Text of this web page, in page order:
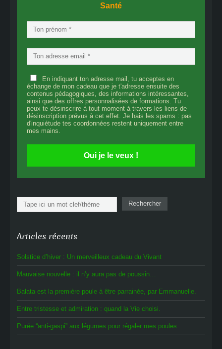
Santé
En indiquant ton adresse mail, tu acceptes en
échange de mon cadeau que je t'adresse ensuite des
contenus pédagogiques, des informations intéressantes,
ainsi que des offres personnalisées de formations. Tu
peux te désinscrire à tout moment à travers les liens de
désinscription prévus à cet effet. Je hais les spams : pas
d'inquiétude tes coordonnées restent uniquement entre
mes mains.
Oui je le veux !
Rechercher Rechercher
Articles récents
Solstice d’hiver : Un merveilleux cadeau du Vivant
Mauvaise nouvelle : il n’y aura pas de poussin…
Balata est la première poule à être parrainée, par Emmanuelle.
Entre tristesse et admiration : quand la Vie choisi.
Purée “anti-gaspi” aux légumes pour régaler mes poules